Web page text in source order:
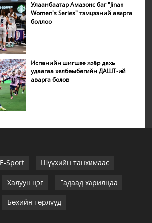
Улаанбаатар Амазонс баг "Jinan
Women's Series" тэмцээний аварга
боллоо
Испанийн шигшээ хоёр дахь
удаагаа хөлбөмбөгийн ДАШТ-ий
аварга болов
E-Sport Шүүхийн танхимаас
Халуун цэг Гадаад харилцаа
Бөхийн төрлүүд